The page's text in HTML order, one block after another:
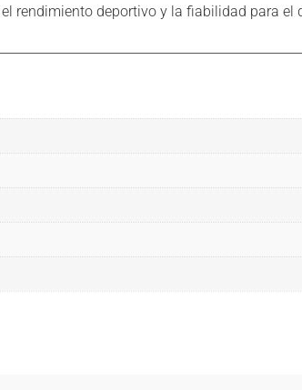
rendimiento deportivo y la fiabilidad para el